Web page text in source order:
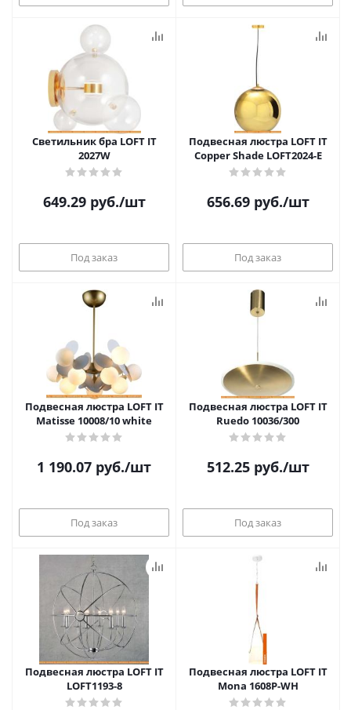
Светильник бра LOFT IT
2027W
649.29руб./шт
Под заказ
Подвесная люстра LOFT IT
Copper Shade LOFT2024-E
656.69руб./шт
Под заказ
Подвесная люстра LOFT IT
Matisse 10008/10 white
1 190.07 руб./шт
Под заказ
Подвесная люстра LOFT IT
Ruedo 10036/300
512.25руб./шт
Под заказ
Подвесная люстра LOFT IT
LOFT1193-8
Подвесная люстра LOFT IT
Mona 1608P-WH